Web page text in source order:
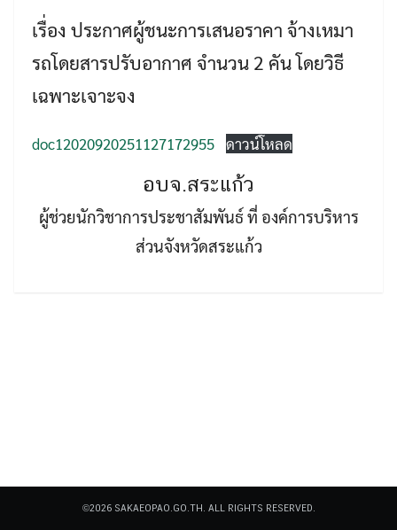
เรื่อง ประกาศผู้ชนะการเสนอราคา จ้างเหมา
รถโดยสารปรับอากาศ จำนวน 2 คัน โดยวิธี
เฉพาะเจาะจง
doc12020920251127172955 ดาวน์โหลด
อบจ.สระแก้ว
ผู้ช่วยนักวิชาการประชาสัมพันธ์ ที่ องค์การบริหาร
ส่วนจังหวัดสระแก้ว
©2026 SAKAEOPAO.GO.TH. ALL RIGHTS RESERVED.